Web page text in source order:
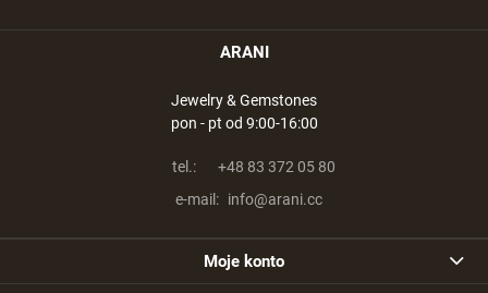
ARANI
Jewelry & Gemstones
pon - pt od 9:00-16:00
tel.:
+48 83 372 05 80
e-mail: info@arani.cc
Moje konto